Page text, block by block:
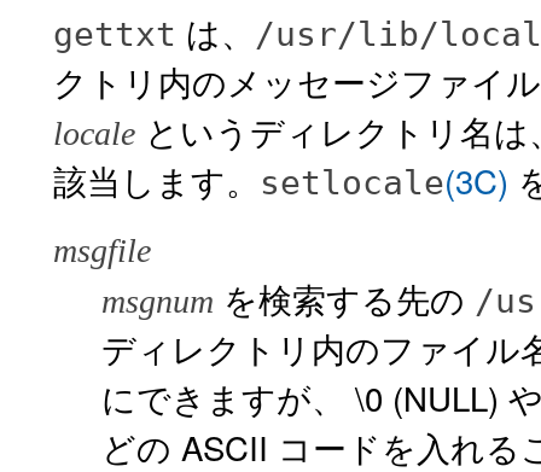
gettxt は、 /usr/lib/
クトリ内のメッセージファイ
locale というディレクトリ名
該当します。
setlocale(3C)
msgfile
msgnum を検索する先の /
ディレクトリ内のファイル
にできますが、 \0 (NULL)
どの ASCII コードを入れ